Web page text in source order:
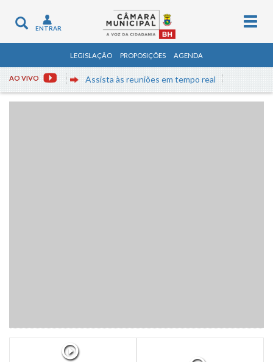
Toggle
navigation
ENTRAR
LEGISLAÇÃO PROPOSIÇÕES AGENDA
AO VIVO Assista às reuniões em tempo real